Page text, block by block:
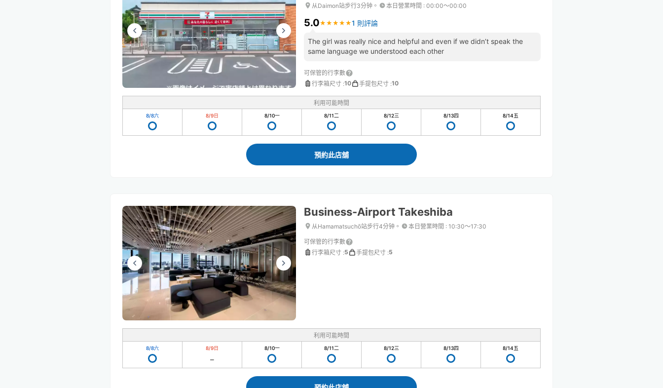
从Daimon站步行3分钟。 本日營業時間 : 00:00〜00:00
5.0★ ★ ★ ★ ★
★ ★ ★ ★ ★1 則評論
The girl was really nice and helpful and even if we didn’t speak the
same language we understood each other
可保管的行李數
行李箱尺寸 :10 手提包尺寸 :10
利用可能時間
8/8六 8/9日 8/10一 8/11二 8/12三 8/13四 8/14五
預約此店舖
Business-Airport Takeshiba
从Hamamatsuchō站步行4分钟。 本日營業時間 : 10:30〜17:30
可保管的行李數
行李箱尺寸 :5 手提包尺寸 :5
利用可能時間
8/8六 8/9日 8/10一 8/11二 8/12三 8/13四 8/14五